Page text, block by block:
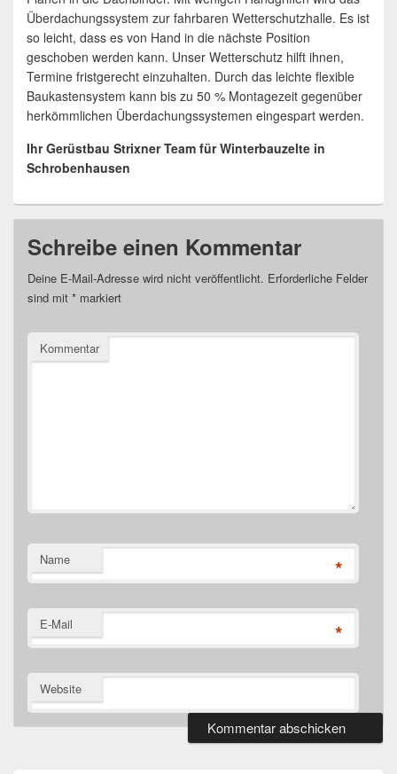
Überdachungssystem zur fahrbaren Wetterschutzhalle. Es ist
so leicht, dass es von Hand in die nächste Position
geschoben werden kann. Unser Wetterschutz hilft ihnen,
Termine fristgerecht einzuhalten. Durch das leichte flexible
Baukastensystem kann bis zu 50 % Montagezeit gegenüber
herkömmlichen Überdachungssystemen eingespart werden.
Ihr Gerüstbau Strixner Team für Winterbauzelte in
Schrobenhausen
Schreibe einen Kommentar
Deine E-Mail-Adresse wird nicht veröffentlicht. Erforderliche Felder
sind mit * markiert
Kommentar
Name *
E-Mail *
Website